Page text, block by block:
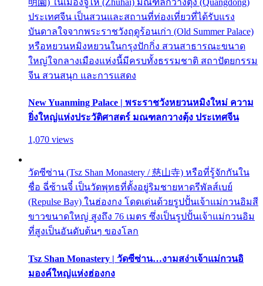
ประเทศจีน เป็นสวนและสถานที่ท่องเที่ยวที่ได้รับแรง
บันดาลใจจากพระราชวังฤดูร้อนเก่า (Old Summer Palace)
หรือหยวนหมิงหยวนในกรุงปักกิ่ง สวนสาธารณะขนาด
ใหญ่ใจกลางเมืองแห่งนี้มีครบทั้งธรรมชาติ สถาปัตยกรรม
จีน สวนสนุก และการแสดง
New Yuanming Palace | พระราชวังหยวนหมิงใหม่ ความ
ยิ่งใหญ่แห่งประวัติศาสตร์ มณฑลกวางตุ้ง ประเทศจีน
1,070 views
วัดซีซ่าน (Tsz Shan Monastery / 慈山寺) หรือที่รู้จักกันใน
ชื่อ ฉี่ซ้านจี๋ เป็นวัดพุทธที่ตั้งอยู่ริมชายหาดรีพัลส์เบย์
(Repulse Bay) ในฮ่องกง โดดเด่นด้วยรูปปั้นเจ้าแม่กวนอิมสี
ขาวขนาดใหญ่ สูงถึง 76 เมตร ซึ่งเป็นรูปปั้นเจ้าแม่กวนอิม
ที่สูงเป็นอันดับต้นๆ ของโลก
Tsz Shan Monastery | วัดซีซ่าน…งามสง่าเจ้าแม่กวนอิ
มองค์ใหญ่แห่งฮ่องกง